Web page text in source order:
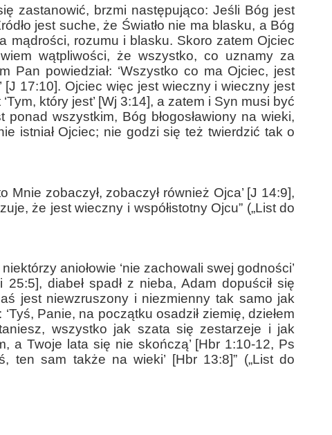
zastanowić, brzmi następująco: Jeśli Bóg jest
jest suche, że Światło nie ma blasku, a Bóg
mądrości, rozumu i blasku. Skoro zatem Ojciec
wątpliwości, że wszystko, co uznamy za
Pan powiedział: ‘Wszystko co ma Ojciec, jest
[J 17:10]. Ojciec więc jest wieczny i wieczny jest
który jest’ [Wj 3:14], a zatem i Syn musi być
ponad wszystkim, Bóg błogosławiony na wieki,
istniał Ojciec; nie godzi się też twierdzić tak o
Mnie zobaczył, zobaczył również Ojca’ [J 14:9],
że jest wieczny i współistotny Ojcu” („List do
aniołowie ‘nie zachowali swej godności’
diabeł spadł z nieba, Adam dopuścił się
jest niewzruszony i niezmienny tak samo jak
Panie, na początku osadził ziemię, dziełem
wszystko jak szata się zestarzeje i jak
a Twoje lata się nie skończą’ [Hbr 1:10-12, Ps
ten sam także na wieki’ [Hbr 13:8]” („List do